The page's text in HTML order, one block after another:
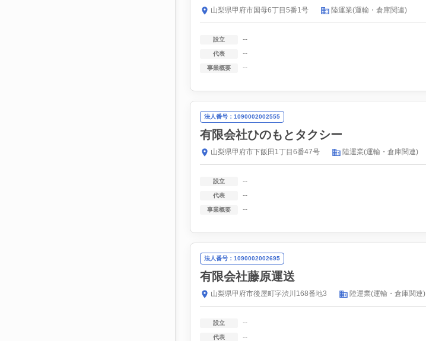
山梨県甲府市国母6丁目5番1号 陸運業(運輸・倉庫関連)
設立 --
代表 --
事業概要 --
法人番号：1090002002555
有限会社ひのもとタクシー
山梨県甲府市下飯田1丁目6番47号 陸運業(運輸・倉庫関連)
設立 --
代表 --
事業概要 --
法人番号：1090002002695
有限会社藤原運送
山梨県甲府市後屋町字渋川168番地3 陸運業(運輸・倉庫関連)
設立 --
代表 --